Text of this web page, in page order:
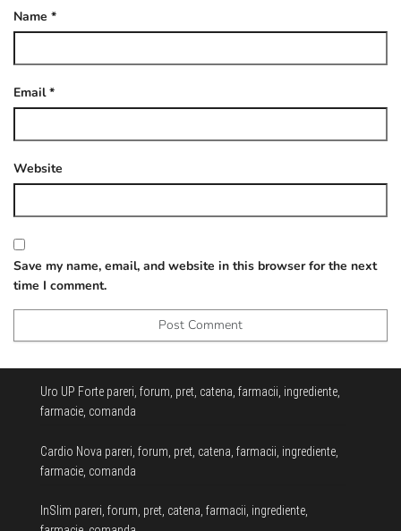
Name *
Email*
Website
Save my name, email, and website in this browser for the next
time I comment.
Uro UP Forte pareri, forum, pret, catena, farmacii, ingrediente,
farmacie, comanda
Cardio Nova pareri, forum, pret, catena, farmacii, ingrediente,
farmacie, comanda
InSlim pareri, forum, pret, catena, farmacii, ingrediente,